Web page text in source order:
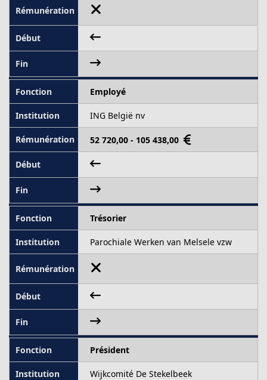
Employé
ING België nv
52 720,00 - 105 438,00
Trésorier
Parochiale Werken van Melsele vzw
Président
Wijkcomité De Stekelbeek